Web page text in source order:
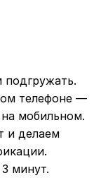
телефоне —
мобильном.
и делаем
минут.